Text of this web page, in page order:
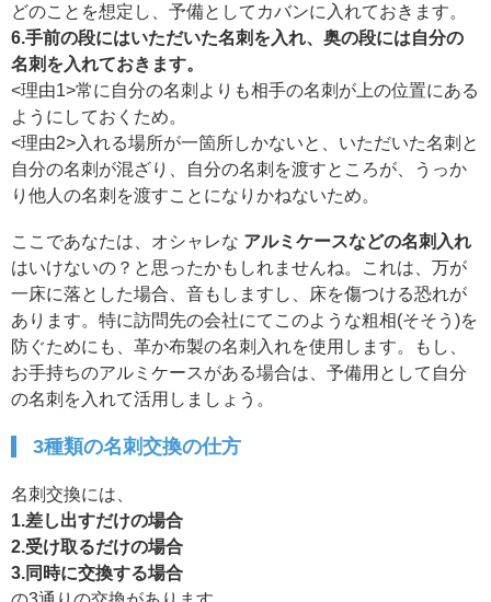
どのことを想定し、予備としてカバンに入れておきます。
6.手前の段にはいただいた名刺を入れ、奥の段には自分の
名刺を入れておきます。
<理由1>常に自分の名刺よりも相手の名刺が上の位置にある
ようにしておくため。
<理由2>入れる場所が一箇所しかないと、いただいた名刺と
自分の名刺が混ざり、自分の名刺を渡すところが、うっか
り他人の名刺を渡すことになりかねないため。
ここであなたは、オシャレな アルミケースなどの名刺入れ
はいけないの？と思ったかもしれませんね。これは、万が
一床に落とした場合、音もしますし、床を傷つける恐れが
あります。特に訪問先の会社にてこのような粗相(そそう)を
防ぐためにも、革か布製の名刺入れを使用します。もし、
お手持ちのアルミケースがある場合は、予備用として自分
の名刺を入れて活用しましょう。
3種類の名刺交換の仕方
名刺交換には、
1.差し出すだけの場合
2.受け取るだけの場合
3.同時に交換する場合